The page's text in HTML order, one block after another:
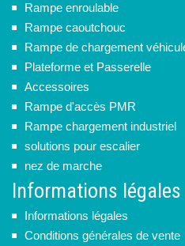
Rampe enroulable
Rampe caoutchouc
Rampe de chargement
Plateforme et Passerelle
Accessoires
Rampe d'accès PMR
Rampe chargement industriel
solutions pour escalier
nez de marche
Informations légales
Informations légales
Conditions générales de vente